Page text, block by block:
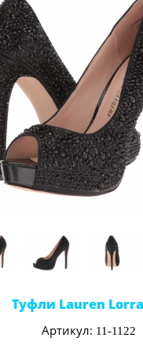
Туфли Lauren
Артикул: 11-1122